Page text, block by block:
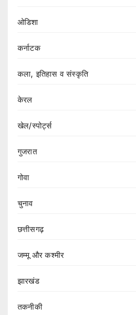
ओडिशा
कर्नाटक
कला, इतिहास व संस्कृति
केरल
खेल/स्पोर्ट्स
गुजरात
गोवा
चुनाव
छत्तीसगढ़
जम्मू और कश्मीर
झारखंड
तकनीकी